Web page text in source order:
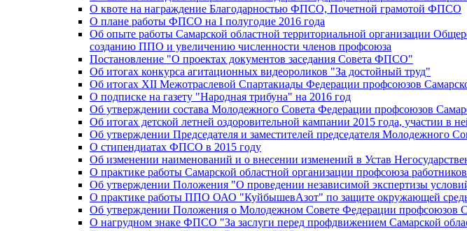
О квоте на награждение Благодарностью ФПСО, Почетной грамотой ФПСО
О плане работы ФПСО на I полугодие 2016 года
Об опыте работы Самарской областной территориальной организации
созданию ППО и увеличению численности членов профсоюза
Постановление "О проектах документов заседания Совета ФПСО"
Об итогах конкурса агитационных видеороликов "За достойный труд"
Об итогах XII Межотраслевой Спартакиады Федерации профсоюзов
О подписке на газету "Народная трибуна" на 2016 год
Об утверждении состава Молодежного Совета Федерации профсоюзов
Об итогах детской летней оздоровительной кампании 2015 года, участии в
Об утверждении Председателя и заместителей председателя Молодежного
О стипендиатах ФПСО в 2015 году
Об изменении наименований и о внесении изменений в Устав
О практике работы Самарской областной организации профсоюза
Об утверждении Положения "О проведении независимой экспертизы
О практике работы ППО ОАО "КуйбышевАзот" по защите окружающей
Об утверждении Положения о Молодежном Совете Федерации профсоюзов
О нагрудном знаке ФПСО "За заслуги перед профдвижением Самарской